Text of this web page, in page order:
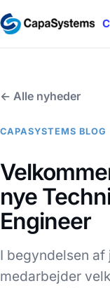
← Alle nyheder
CAPASYSTEMS BLOG
nye
Engineer
I begyndelsen af
medarbejder